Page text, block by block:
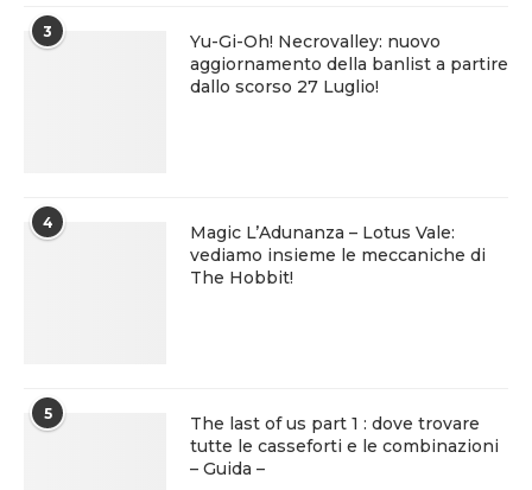
3
Yu-Gi-Oh! Necrovalley: nuovo
aggiornamento della banlist a partire
dallo scorso 27 Luglio!
4
Magic L’Adunanza – Lotus Vale:
vediamo insieme le meccaniche di
The Hobbit!
5
The last of us part 1 : dove trovare
tutte le casseforti e le combinazioni
– Guida –